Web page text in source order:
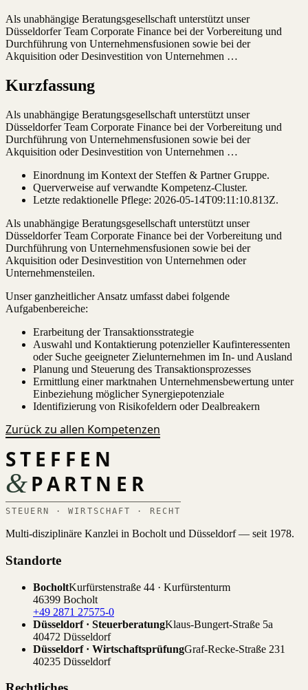
Als unabhängige Beratungsgesellschaft unterstützt unser
Düsseldorfer Team Corporate Finance bei der Vorbereitung und
Durchführung von Unternehmensfusionen sowie bei der
Akquisition oder Desinvestition von Unternehmen …
Kurzfassung
Als unabhängige Beratungsgesellschaft unterstützt unser
Düsseldorfer Team Corporate Finance bei der Vorbereitung und
Durchführung von Unternehmensfusionen sowie bei der
Akquisition oder Desinvestition von Unternehmen …
Einordnung im Kontext der Steffen & Partner Gruppe.
Querverweise auf verwandte Kompetenz-Cluster.
Letzte redaktionelle Pflege: 2026-05-14T09:11:10.813Z.
Als unabhängige Beratungsgesellschaft unterstützt unser
Düsseldorfer Team Corporate Finance bei der Vorbereitung und
Durchführung von Unternehmensfusionen sowie bei der
Akquisition oder Desinvestition von Unternehmen oder
Unternehmensteilen.
Unser ganzheitlicher Ansatz umfasst dabei folgende
Aufgabenbereiche:
Erarbeitung der Transaktionsstrategie
Auswahl und Kontaktierung potenzieller Kaufinteressenten
oder Suche geeigneter Zielunternehmen im In- und Ausland
Planung und Steuerung des Transaktionsprozesses
Ermittlung einer marktnahen Unternehmensbewertung unter
Einbeziehung möglicher Synergiepotenziale
Identifizierung von Risikofeldern oder Dealbreakern
Zurück zu allen Kompetenzen
STEFFEN
&PARTNER
STEUERN · WIRTSCHAFT · RECHT
Multi-disziplinäre Kanzlei in Bocholt und Düsseldorf — seit 1978.
Standorte
BocholtKurfürstenstraße 44 · Kurfürstenturm
46399 Bocholt
+49 2871 27575-0
Düsseldorf · SteuerberatungKlaus-Bungert-Straße 5a
40472 Düsseldorf
Düsseldorf · WirtschaftsprüfungGraf-Recke-Straße 231
40235 Düsseldorf